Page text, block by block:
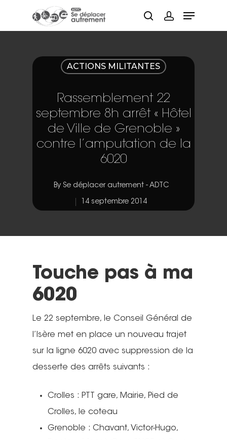
Hit enter to search or ESC to close
ACTIONS MILITANTES
Rassemblement 22
septembre 8h arrêt « Hôtel
de Ville de Grenoble »
contre l’amputation de la
6020
By Se déplacer autrement - ADTC
14 septembre 2014
Touche pas à ma
6020
Le 22 septembre, le Conseil Général de
l’Isère met en place un nouveau trajet
sur la ligne 6020 avec suppression de la
desserte des arrêts suivants :
Crolles : PTT gare, Mairie, Pied de
Crolles, le coteau
Grenoble : Chavant, Victor-Hugo,